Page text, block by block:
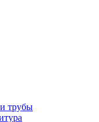
трубы